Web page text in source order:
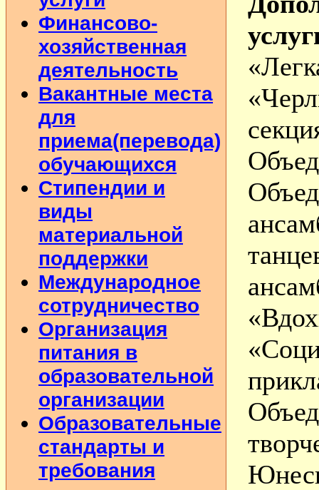
Финансово-
хозяйственная
деятельность
Вакантные места
для
приема(перевода)
обучающихся
Стипендии и
виды
материальной
поддержки
Международное
сотрудничество
Организация
питания в
образовательной
организации
Образовательные
стандарты и
требования